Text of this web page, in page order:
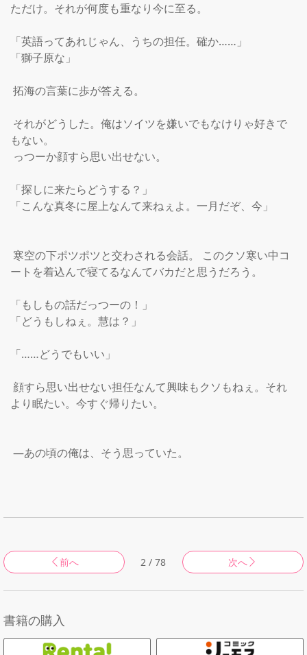
ただけ。それが何度も重なり今に至る。
「英語ってあれじゃん、うちの担任。確か……」
「獅子原な」
拓海の言葉に歩が答える。
それがどうした。俺はソイツを嫌いでもなけりゃ好きで
もない。
っつーか顔すら思い出せない。
「探しに来たらどうする？」
「こんな真冬に屋上なんて来ねぇよ。一月だぞ、今」
寒空の下ポツポツと交わされる会話。 このクソ寒い中コ
ートを着込んで寝てるなんてバカだと思うだろう。
「もしもの話だっつーの！」
「どうもしねぇ。慧は？」
「……どうでもいい」
顔すら思い出せない担任なんて興味もクソもねぇ。それ
より眠たい。今すぐ帰りたい。
―あの頃の俺は、そう思っていた。
前へ 2 / 78 次へ
書籍の購入